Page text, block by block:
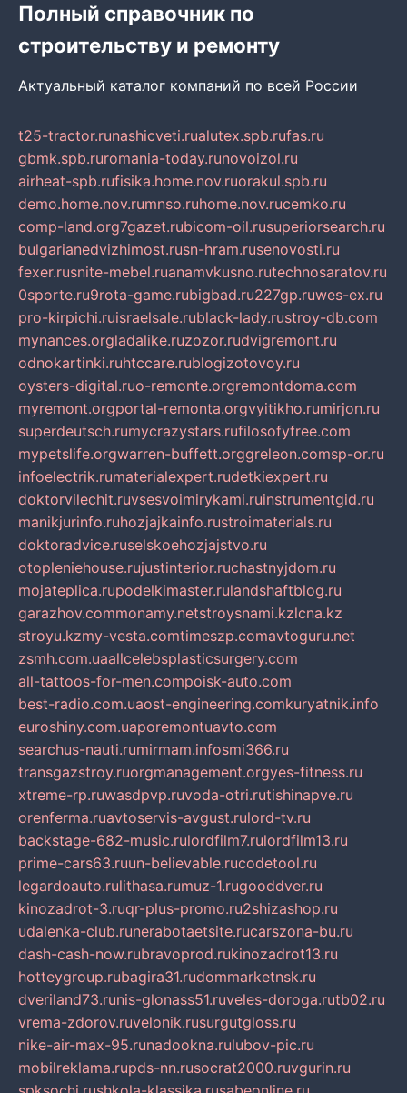
Полный справочник по
строительству и ремонту
Актуальный каталог компаний по всей России
t25-tractor.runashicveti.rualutex.spb.rufas.ru
gbmk.spb.ruromania-today.runovoizol.ru
airheat-spb.rufisika.home.nov.ruorakul.spb.ru
demo.home.nov.rumnso.ruhome.nov.rucemko.ru
comp-land.org7gazet.rubicom-oil.rusuperiorsearch.ru
bulgarianedvizhimost.rusn-hram.rusenovosti.ru
fexer.rusnite-mebel.ruanamvkusno.rutechnosaratov.ru
0sporte.ru9rota-game.rubigbad.ru227gp.ruwes-ex.ru
pro-kirpichi.ruisraelsale.rublack-lady.rustroy-db.com
mynances.orgladalike.ruzozor.rudvigremont.ru
odnokartinki.ruhtccare.rublogizotovoy.ru
oysters-digital.ruo-remonte.orgremontdoma.com
myremont.orgportal-remonta.orgvyitikho.rumirjon.ru
superdeutsch.rumycrazystars.rufilosofyfree.com
mypetslife.orgwarren-buffett.orggreleon.comsp-or.ru
infoelectrik.rumaterialexpert.rudetkiexpert.ru
doktorvilechit.ruvsesvoimirykami.ruinstrumentgid.ru
manikjurinfo.ruhozjajkainfo.rustroimaterials.ru
doktoradvice.ruselskoehozjajstvo.ru
otopleniehouse.rujustinterior.ruchastnyjdom.ru
mojateplica.rupodelkimaster.rulandshaftblog.ru
garazhov.commonamy.netstroysnami.kzlcna.kz
stroyu.kzmy-vesta.comtimeszp.comavtoguru.net
zsmh.com.uaallcelebsplasticsurgery.com
all-tattoos-for-men.compoisk-auto.com
best-radio.com.uaost-engineering.comkuryatnik.info
euroshiny.com.uaporemontuavto.com
searchus-nauti.rumirmam.infosmi366.ru
transgazstroy.ruorgmanagement.orgyes-fitness.ru
xtreme-rp.ruwasdpvp.ruvoda-otri.rutishinapve.ru
orenferma.ruavtoservis-avgust.rulord-tv.ru
backstage-682-music.rulordfilm7.rulordfilm13.ru
prime-cars63.ruun-believable.rucodetool.ru
legardoauto.rulithasa.rumuz-1.rugooddver.ru
kinozadrot-3.ruqr-plus-promo.ru2shizashop.ru
udalenka-club.runerabotaetsite.rucarszona-bu.ru
dash-cash-now.rubravoprod.rukinozadrot13.ru
hotteygroup.rubagira31.rudommarketnsk.ru
dveriland73.runis-glonass51.ruveles-doroga.rutb02.ru
vrema-zdorov.ruvelonik.rusurgutgloss.ru
nike-air-max-95.runadookna.rulubov-pic.ru
mobilreklama.rupds-nn.rusocrat2000.ruvgurin.ru